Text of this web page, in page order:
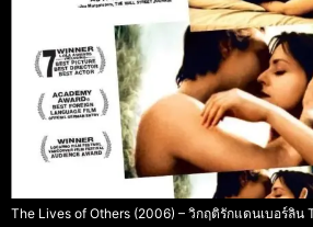
The Lives of Others (2006) – วิกฤติรักแดนเบอร์ลิน